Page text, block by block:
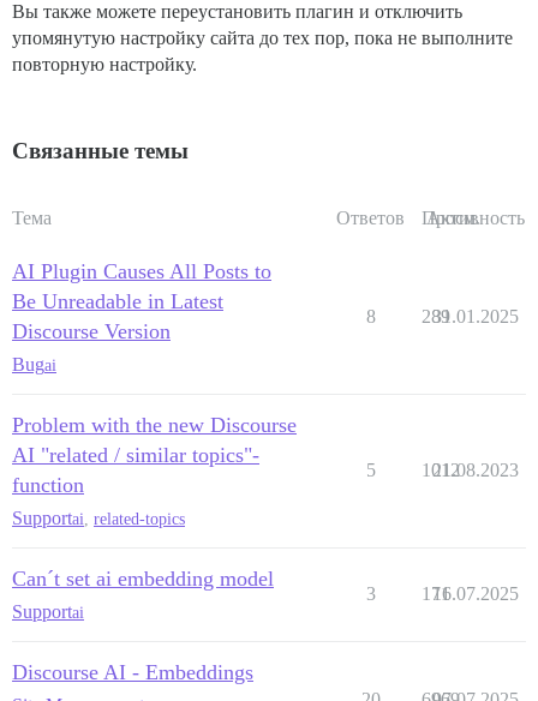
Вы также можете переустановить плагин и отключить
упомянутую настройку сайта до тех пор, пока не выполните
повторную настройку.
Связанные темы
Тема Ответов Просм.
Активность
AI Plugin Causes All Posts to
Be Unreadable in Latest
Discourse Version
Bugai
8 289
31.01.2025
Problem with the new Discourse
AI "related / similar topics"-
function
Supportai related-topics
5 1012
21.08.2023
Can´t set ai embedding model
Supportai
3 171
16.07.2025
Discourse AI - Embeddings